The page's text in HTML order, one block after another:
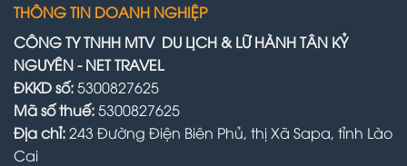
THÔNG TIN DOANH NGHIỆP
CÔNG TY TNHH MTV DU LỊCH & LỮ HÀNH TÂN KỶ
NGUYÊN - NET TRAVEL
ĐKKD số:5300827625
Mã số thuế:5300827625
Địa chỉ:243 Đường Điện Biên Phủ, thị Xã Sapa, tỉnh Lào
Cai